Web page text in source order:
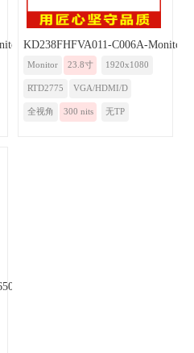
BR
KD238FHFVA011-C006A-Monitor-
Monitor 23.8寸 1920x1080
RTD2775 VGA/HDMI/D
全视角 300 nits 无TP
Monitor